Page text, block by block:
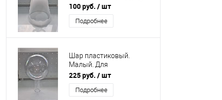
высота 16 см, диаметр
основания 16 см. Вес
100гр
100 руб. / шт
Подробнее
Шар пластиковый.
Малый. Для
флористических
композиций из 2х
половинок. Диаметр 14
225 руб. / шт
Подробнее